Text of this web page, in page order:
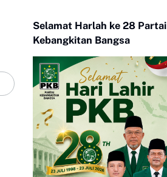
Selamat Harlah ke 28 Partai
Kebangkitan Bangsa